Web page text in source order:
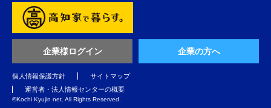
企業様ログイン 企業の方へ
個人情報保護方針
サイトマップ
運営者・法人情報センターの概要
©️Kochi Kyujin net. All Rights Reserved.